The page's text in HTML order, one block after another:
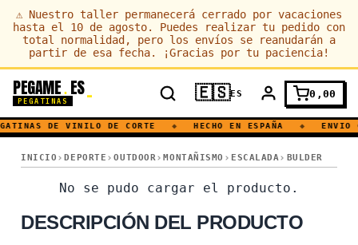
⚠ Nuestro taller permanecerá cerrado por vacaciones
hasta el 10 de agosto. Puedes realizar tu pedido con
total normalidad, pero los envíos se reanudarán a
partir de esa fecha. ¡Gracias por tu paciencia!
PEGAME. ES
PEGATINAS 🇪🇸ES 0,00
DE VINILO DE CORTE ◆ HECHO EN ESPAÑA ◆ ENVIO
INICIO DEPORTE OUTDOOR MONTAÑISMO ESCALADA BULDER
PULSO · SENDERISMO · BULDER · CORAZON · ALTURA · MONTAÑA
PULSO · SENDERISMO ·
No se pudo cargar el producto.
DESCRIPCIÓN DEL PRODUCTO